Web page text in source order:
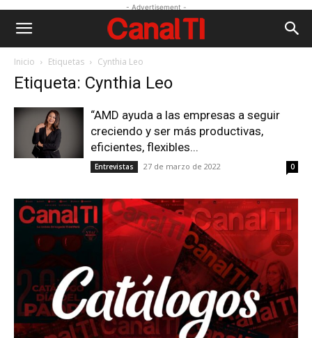
- Advertisement -
Inicio Etiquetas Cynthia Leo
Etiqueta: Cynthia Leo
“AMD ayuda a las empresas a seguir
creciendo y ser más productivas,
eficientes, flexibles...
Entrevistas 27 de marzo de 2022 0